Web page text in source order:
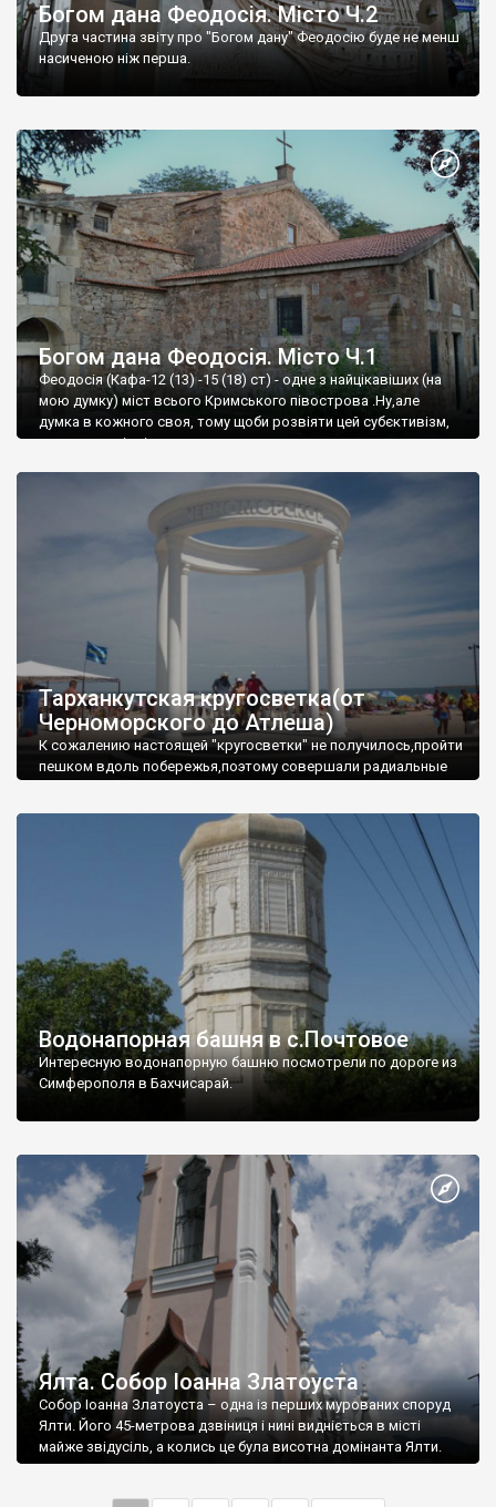
Богом дана Феодосія. Місто Ч.2
Друга частина звіту про "Богом дану" Феодосію буде не менш
насиченою ніж перша.
Богом дана Феодосія. Місто Ч.1
Феодосія (Кафа-12 (13) -15 (18) ст) - одне з найцікавіших (на
мою думку) міст всього Кримського півострова .Ну,але
думка в кожного своя, тому щоби розвіяти цей субєктивізм,
запрошую відвідати це
Тарханкутская кругосветка(от
Черноморского до Атлеша)
К сожалению настоящей "кругосветки" не получилось,пройти
пешком вдоль побережья,поэтому совершали радиальные
Водонапорная башня в с.Почтовое
Интересную водонапорную башню посмотрели по дороге из
Симферополя в Бахчисарай.
Ялта. Собор Іоанна Златоуста
Собор Іоанна Златоуста – одна із перших мурованих споруд
Ялти. Його 45-метрова дзвіниця і нині видніється в місті
майже звідусіль, а колись це була висотна домінанта Ялти.